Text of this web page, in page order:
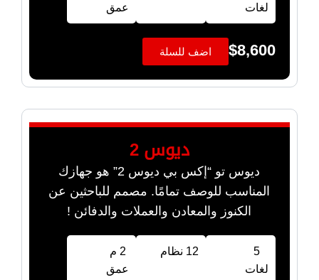
لغات
عمق
$8,600 اضف للسلة
ديوس 2
ديوس تو “إكس بي ديوس 2” هو جهازك
المناسب للوصف تمامًا. مصمم للباحثين عن
الكنوز والمعادن والعملات والدفائن !
5
لغات
12 نظام
2 م
عمق